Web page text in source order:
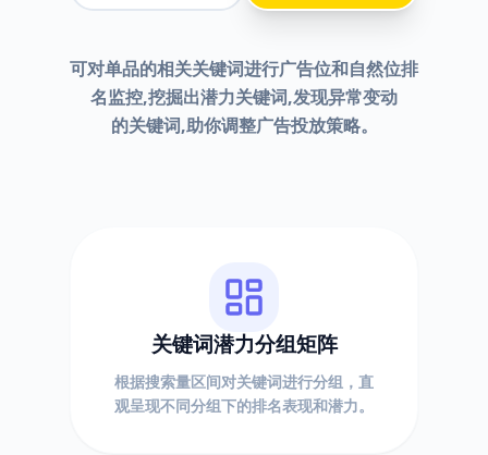
可对单品的相关关键词进行广告位和自然位排
名监控,挖掘出潜力关键词,发现异常变动
的关键词,助你调整广告投放策略。
关键词潜力分组矩阵
根据搜索量区间对关键词进行分组，直
观呈现不同分组下的排名表现和潜力。